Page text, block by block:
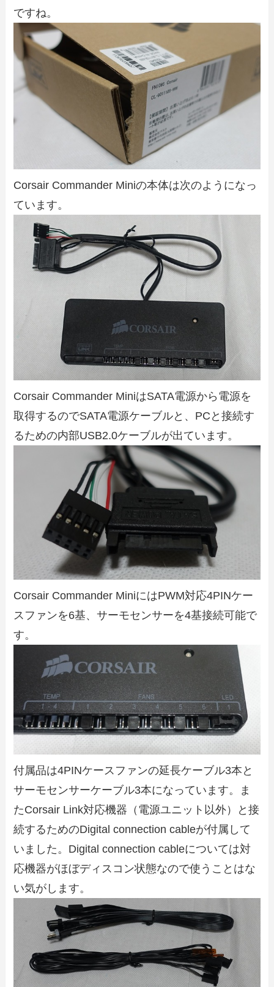
ですね。
Corsair Commander Miniの本体は次のようになっ
ています。
Corsair Commander MiniはSATA電源から電源を
取得するのでSATA電源ケーブルと、PCと接続す
るための内部USB2.0ケーブルが出ています。
Corsair Commander MiniにはPWM対応4PINケー
スファンを6基、サーモセンサーを4基接続可能で
す。
付属品は4PINケースファンの延長ケーブル3本と
サーモセンサーケーブル3本になっています。ま
たCorsair Link対応機器（電源ユニット以外）と接
続するためのDigital connection cableが付属して
いました。Digital connection cableについては対
応機器がほぼディスコン状態なので使うことはな
い気がします。